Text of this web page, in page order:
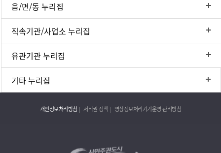
읍/면/동 누리집
직속기관/사업소 누리집
유관기관 누리집
기타 누리집
개인정보처리방침 저작권 정책 영상정보처리기기운영·관리방침